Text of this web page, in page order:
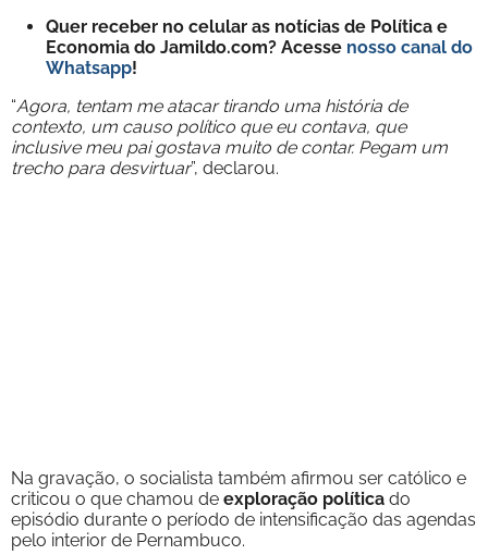
Quer receber no celular as notícias de Política e
Economia do Jamildo.com? Acesse nosso canal do
Whatsapp!
“Agora, tentam me atacar tirando uma história de
contexto, um causo político que eu contava, que
inclusive meu pai gostava muito de contar. Pegam um
trecho para desvirtuar”, declarou.
Na gravação, o socialista também afirmou ser católico e
criticou o que chamou de exploração política do
episódio durante o período de intensificação das agendas
pelo interior de Pernambuco.